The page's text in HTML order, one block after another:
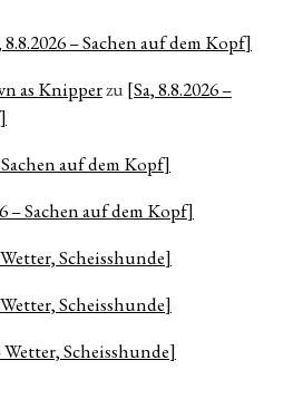
8.8.2026 – Sachen auf dem Kopf]
as Knipperzu [Sa, 8.8.2026 –
Sachen auf dem Kopf]
– Sachen auf dem Kopf]
Scheisshunde]
Scheisshunde]
Wetter, Scheisshunde]